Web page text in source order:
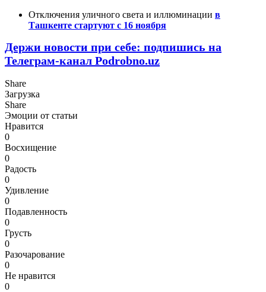
Отключения уличного света и иллюминации в
Ташкенте стартуют с 16 ноября
Держи новости при себе: подпишись на
Телеграм-канал Podrobno.uz
Share
Загрузка
Share
Эмоции от статьи
Нравится
0
Восхищение
0
Радость
0
Удивление
0
Подавленность
0
Грусть
0
Разочарование
0
Не нравится
0